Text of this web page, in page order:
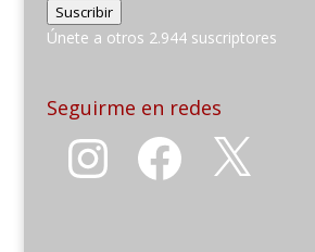
email
Suscribir
Únete a otros 2.944 suscriptores
Seguirme en redes
Instagram Facebook